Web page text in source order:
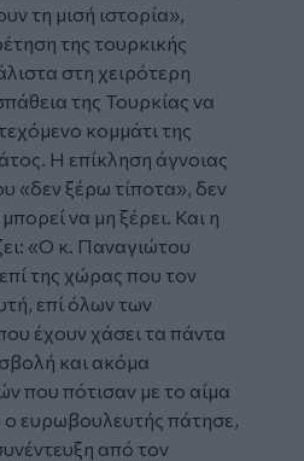
τη μισή ιστορία»,
της τουρκικής
στη χειρότερη
της Τουρκίας να
κομμάτι της
Η επίκληση άγνοιας
«δεν ξέρω τίποτα», δεν
να μη ξέρει. Και η
«Ο κ. Παναγιώτου
της χώρας που τον
επί όλων των
έχουν χάσει τα πάντα
και ακόμα
που πότισαν με το αίμα
ευρωβουλευτής πάτησε,
από τον